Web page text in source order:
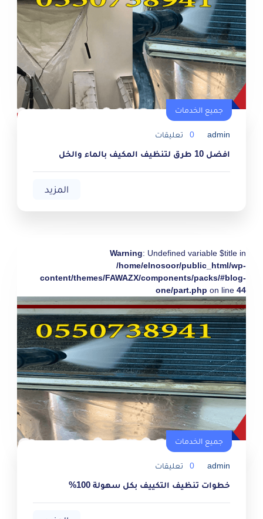
جميع الخدمات
admin
0 تعليقات
افضل 10 طرق لتنظيف المكيف بالماء والخل
المزيد
Warning: Undefined variable $title in
/home/elnosoor/public_html/wp-
content/themes/FAWAZX/components/packs/#blog-
one/part.php on line 44
جميع الخدمات
admin
0 تعليقات
خطوات تنظيف التكييف بكل سهولة 100%
جميع الخدمات